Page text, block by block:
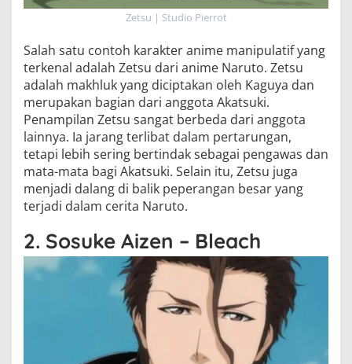
Zetsu | Studio Pierrot
Salah satu contoh karakter anime manipulatif yang
terkenal adalah Zetsu dari anime Naruto. Zetsu
adalah makhluk yang diciptakan oleh Kaguya dan
merupakan bagian dari anggota Akatsuki.
Penampilan Zetsu sangat berbeda dari anggota
lainnya. Ia jarang terlibat dalam pertarungan,
tetapi lebih sering bertindak sebagai pengawas dan
mata-mata bagi Akatsuki. Selain itu, Zetsu juga
menjadi dalang di balik peperangan besar yang
terjadi dalam cerita Naruto.
2. Sosuke Aizen – Bleach